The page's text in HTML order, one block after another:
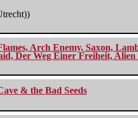
Arch Enemy, Saxon,
Der Weg Einer Freiheit,
& the Bad Seeds